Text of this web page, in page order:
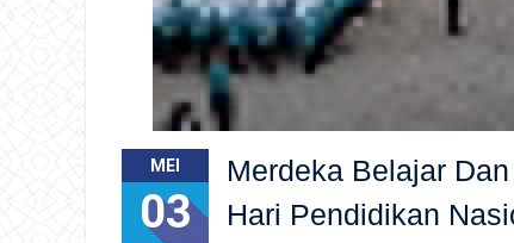
MEI
03
Merdeka Belajar
Hari Pendidikan